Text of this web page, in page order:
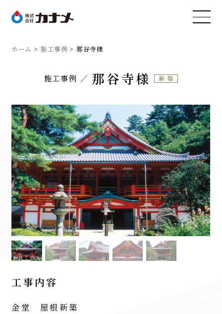
ホーム 施工事例 那谷寺様
施工事例 那谷寺様 新築
工事内容
金堂 屋根新築